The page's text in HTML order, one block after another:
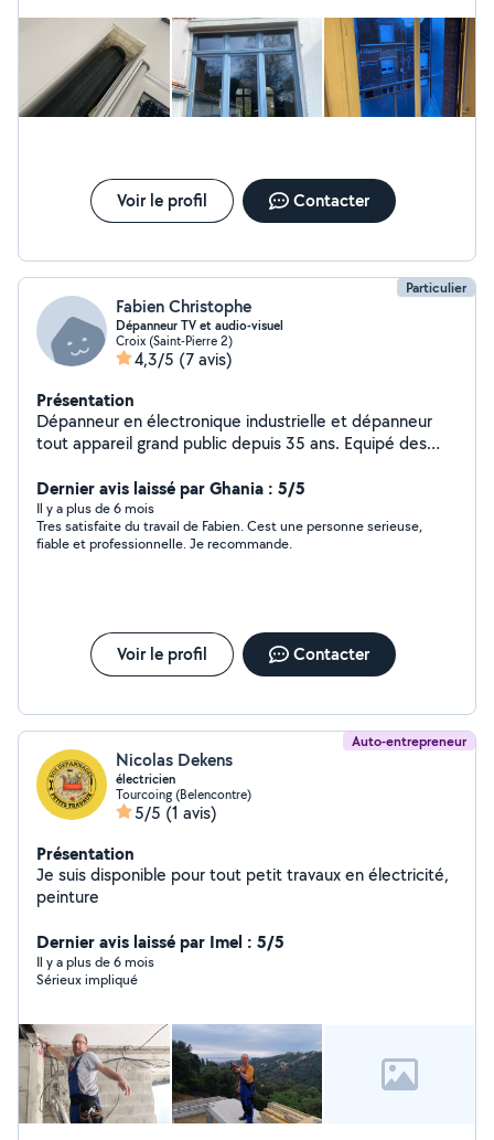
Voir le profil Contacter
Particulier
Fabien Christophe
Dépanneur TV et audio-visuel
Croix (Saint-Pierre 2)
4,3/5 (7 avis)
Présentation
Dépanneur en électronique industrielle et dépanneur
tout appareil grand public depuis 35 ans. Equipé des
(smartphone). Travail sérieux et de grande qualité. Tout
électroménager sauf : lavage et froid
Dernier avis laissé par Ghania : 5/5
Il y a plus de 6 mois
Tres satisfaite du travail de Fabien. Cest une personne serieuse,
fiable et professionnelle. Je recommande.
Voir le profil Contacter
Auto-entrepreneur
Nicolas Dekens
électricien
Tourcoing (Belencontre)
5/5 (1 avis)
Présentation
Je suis disponible pour tout petit travaux en électricité,
peinture
Dernier avis laissé par Imel : 5/5
Il y a plus de 6 mois
Sérieux impliqué